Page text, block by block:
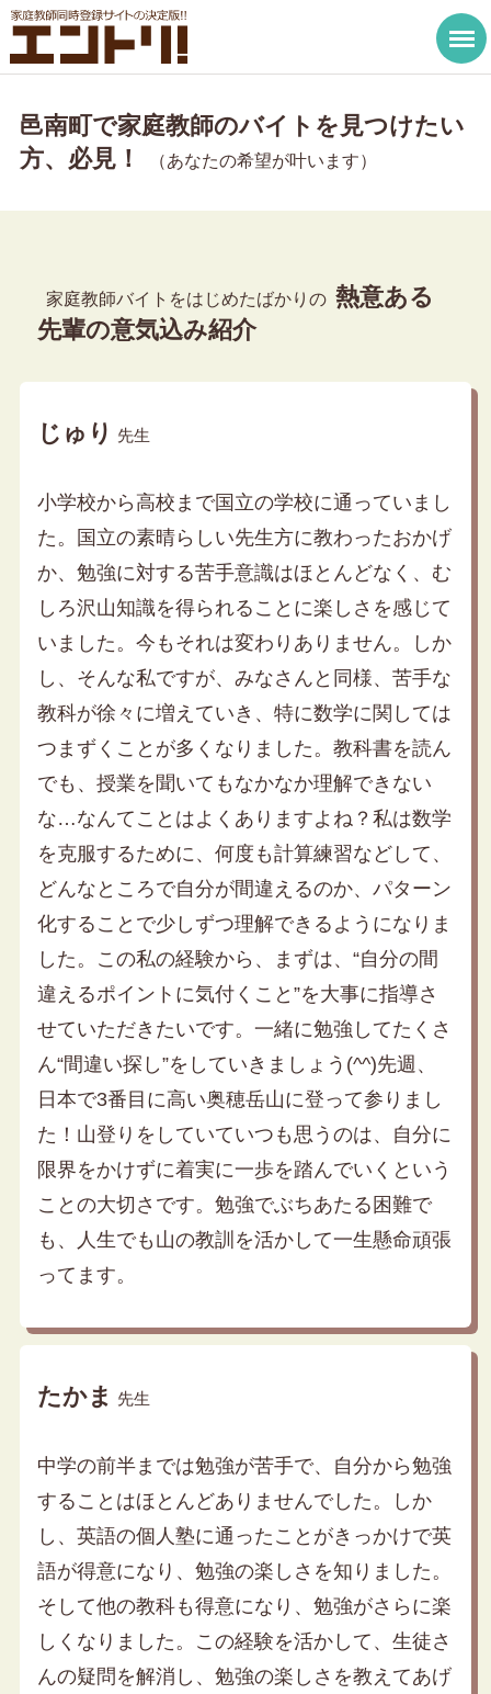
邑南町で家庭教師のバイトを見つけたい
方、必見！
（あなたの希望が叶います）
家庭教師バイトをはじめたばかりの 熱意ある
先輩の意気込み紹介
じゅり 先生
小学校から高校まで国立の学校に通っていまし
た。国立の素晴らしい先生方に教わったおかげ
か、勉強に対する苦手意識はほとんどなく、む
しろ沢山知識を得られることに楽しさを感じて
いました。今もそれは変わりありません。しか
し、そんな私ですが、みなさんと同様、苦手な
教科が徐々に増えていき、特に数学に関しては
つまずくことが多くなりました。教科書を読ん
でも、授業を聞いてもなかなか理解できない
な…なんてことはよくありますよね？私は数学
を克服するために、何度も計算練習などして、
どんなところで自分が間違えるのか、パターン
化することで少しずつ理解できるようになりま
した。この私の経験から、まずは、“自分の間
違えるポイントに気付くこと”を大事に指導さ
せていただきたいです。一緒に勉強してたくさ
ん“間違い探し”をしていきましょう(^^)先週、
日本で3番目に高い奥穂岳山に登って参りまし
た！山登りをしていていつも思うのは、自分に
限界をかけずに着実に一歩を踏んでいくという
ことの大切さです。勉強でぶちあたる困難で
も、人生でも山の教訓を活かして一生懸命頑張
ってます。
たかま 先生
中学の前半までは勉強が苦手で、自分から勉強
することはほとんどありませんでした。しか
し、英語の個人塾に通ったことがきっかけで英
語が得意になり、勉強の楽しさを知りました。
そして他の教科も得意になり、勉強がさらに楽
しくなりました。この経験を活かして、生徒さ
んの疑問を解消し、勉強の楽しさを教えてあげ